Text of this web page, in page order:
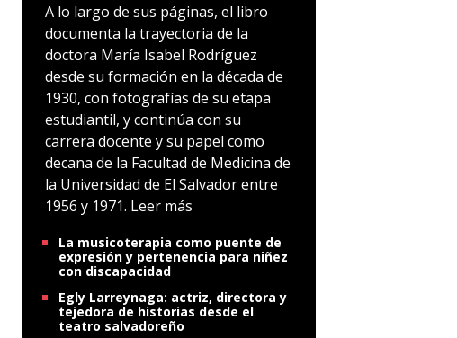
A lo largo de sus páginas, el libro
documenta la trayectoria de la
doctora María Isabel Rodríguez
desde su formación en la década de
1930, con fotografías de su etapa
estudiantil, y continúa con su
carrera docente y su papel como
decana de la Facultad de Medicina de
la Universidad de El Salvador entre
1956 y 1971. Leer más
La musicoterapia como puente de
expresión y pertenencia para niñez
con discapacidad
Egly Larreynaga: actriz, directora y
tejedora de historias desde el
teatro salvadoreño